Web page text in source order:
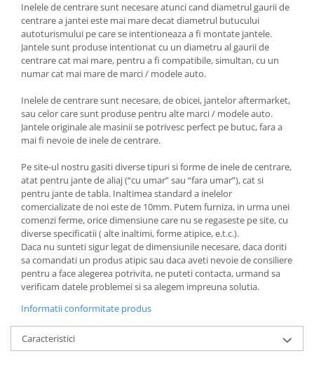
Inelele de centrare sunt necesare atunci cand diametrul gaurii de
centrare a jantei este mai mare decat diametrul butucului
autoturismului pe care se intentioneaza a fi montate jantele.
Jantele sunt produse intentionat cu un diametru al gaurii de
centrare cat mai mare, pentru a fi compatibile, simultan, cu un
numar cat mai mare de marci / modele auto.
Inelele de centrare sunt necesare, de obicei, jantelor aftermarket,
sau celor care sunt produse pentru alte marci / modele auto.
Jantele originale ale masinii se potrivesc perfect pe butuc, fara a
mai fi nevoie de inele de centrare.
Pe site-ul nostru gasiti diverse tipuri si forme de inele de centrare,
atat pentru jante de aliaj (“cu umar” sau “fara umar”), cat si
pentru jante de tabla. Inaltimea standard a inelelor
comercializate de noi este de 10mm. Putem furniza, in urma unei
comenzi ferme, orice dimensiune care nu se regaseste pe site, cu
diverse specificatii ( alte inaltimi, forme atipice, e.t.c.).
Daca nu sunteti sigur legat de dimensiunile necesare, daca doriti
sa comandati un produs atipic sau daca aveti nevoie de consiliere
pentru a face alegerea potrivita, ne puteti contacta, urmand sa
verificam datele problemei si sa alegem impreuna solutia.
Informatii conformitate produs
Caracteristici